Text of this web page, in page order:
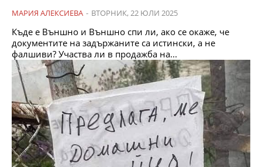
МАРИЯ АЛЕКСИЕВА - ВТОРНИК, 22 ЮЛИ 2025
Къде е Външно и Външно спи ли, ако се окаже, че
документите на задържаните са истински, а не
фалшиви? Участва ли в продажба на...